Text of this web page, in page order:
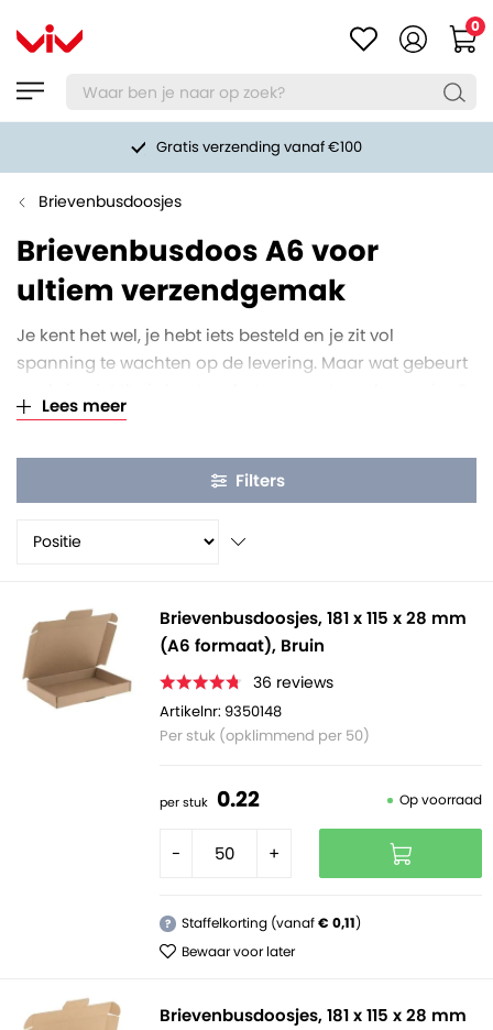
0
Gratis verzending vanaf €100
Brievenbusdoosjes
Brievenbusdoos A6 voor
ultiem verzendgemak
Je kent het wel, je hebt iets besteld en je zit vol
spanning te wachten op de levering. Maar wat gebeurt
Gelukkig is daar een handige oplossing voor; de
Deze slimme verpakkingen zijn speciaal ontworpen om
veilig aankomt. Afgezien van een soepeler verzend- en
milieuvriendelijker om voor enveloppe post te kiezen.
Lees meer
Filters
Brievenbusdoosjes, 181 x 115 x 28 mm
(A6 formaat), Bruin
36 reviews
Artikelnr: 9350148
Per stuk (opklimmend per 50)
per stuk 0.22 Op voorraad
- +
? Staffelkorting (vanaf€ 0,11)
Bewaar voor later
Brievenbusdoosjes, 181 x 115 x 28 mm